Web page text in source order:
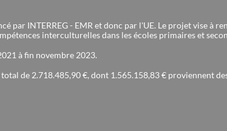
par INTERREG - EMR et donc par l'UE. Le projet vise à
interculturelles dans les écoles primaires et
à fin novembre 2023.
de 2.718.485,90 €, dont 1.565.158,83 € proviennent